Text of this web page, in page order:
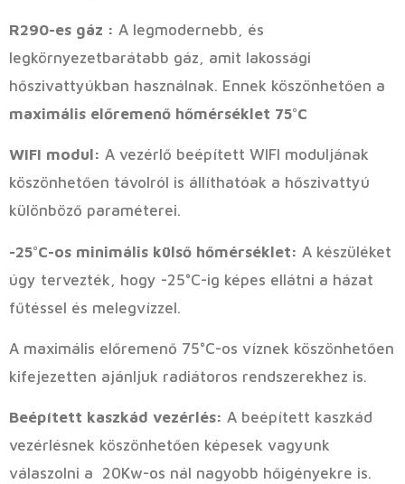
R290-es gáz : A legmodernebb, és
legkörnyezetbarátabb gáz, amit lakossági
hőszivattyúkban használnak. Ennek köszönhetően a
maximális előremenő hőmérséklet 75°C
WIFI modul: A vezérlő beépített WIFI moduljának
köszönhetően távolról is állíthatóak a hőszivattyú
különböző paraméterei.
-25°C-os minimális külső hőmérséklet: A készüléket
úgy tervezték, hogy -25°C-ig képes ellátni a házat
fűtéssel és melegvízzel.
A maximális előremenő 75°C-os víznek köszönhetően
kifejezetten ajánljuk radiátoros rendszerekhez is.
Beépített kaszkád vezérlés: A beépített kaszkád
vezérlésnek köszönhetően képesek vagyunk
válaszolni a 20Kw-os nál nagyobb hőigényekre is.